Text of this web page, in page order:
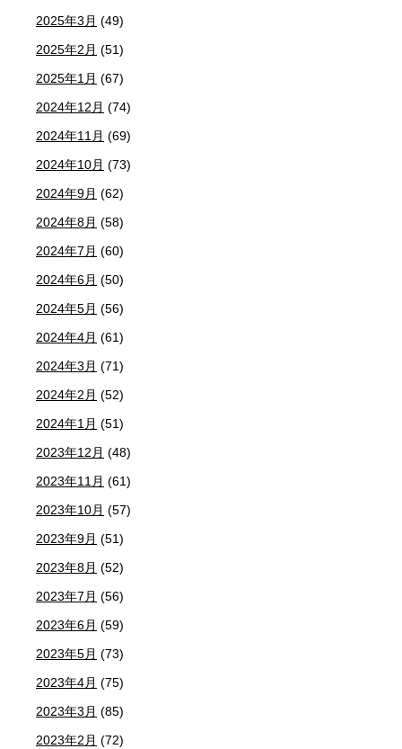
2025年3月 (49)
2025年2月 (51)
2025年1月 (67)
2024年12月 (74)
2024年11月 (69)
2024年10月 (73)
2024年9月 (62)
2024年8月 (58)
2024年7月 (60)
2024年6月 (50)
2024年5月 (56)
2024年4月 (61)
2024年3月 (71)
2024年2月 (52)
2024年1月 (51)
2023年12月 (48)
2023年11月 (61)
2023年10月 (57)
2023年9月 (51)
2023年8月 (52)
2023年7月 (56)
2023年6月 (59)
2023年5月 (73)
2023年4月 (75)
2023年3月 (85)
2023年2月 (72)